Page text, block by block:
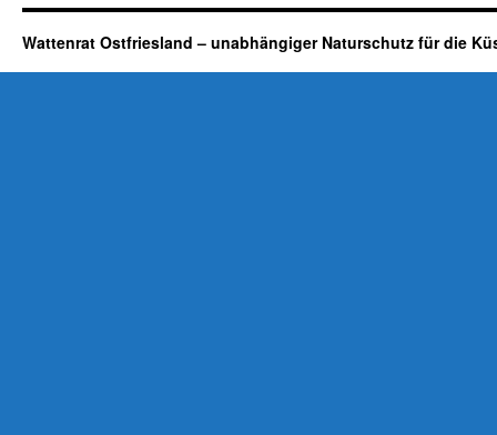
Wattenrat Ostfriesland – unabhängiger Naturschutz für die